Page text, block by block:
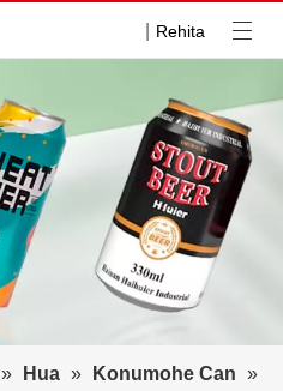
Rehita
» Hua » Konumohe Can »